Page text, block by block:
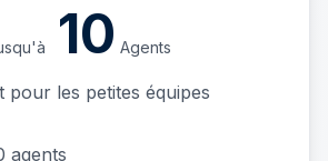
10 Agents
pour les petites équipes
agents